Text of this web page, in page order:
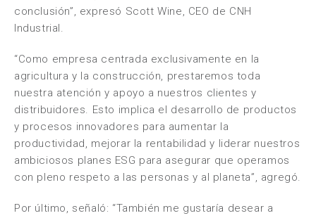
conclusión”, expresó Scott Wine, CEO de CNH
Industrial.
“Como empresa centrada exclusivamente en la
agricultura y la construcción, prestaremos toda
nuestra atención y apoyo a nuestros clientes y
distribuidores. Esto implica el desarrollo de productos
y procesos innovadores para aumentar la
productividad, mejorar la rentabilidad y liderar nuestros
ambiciosos planes ESG para asegurar que operamos
con pleno respeto a las personas y al planeta”, agregó.
Por último, señaló: “También me gustaría desear a